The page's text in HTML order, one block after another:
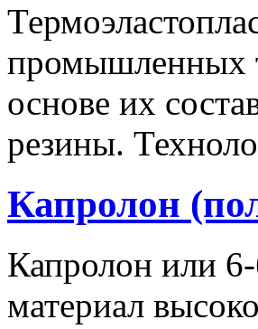
промышленных
основе их
резины.
Капролон
Капролон или
материал